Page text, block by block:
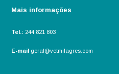
Mais informações
Tel.: 244 821 803
E-mail geral@vetmilagres.com